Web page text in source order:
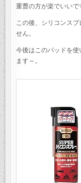
重曹の方が楽でいいで
この後、シリコンス
せん。
今後はこのパッドを
ます～。